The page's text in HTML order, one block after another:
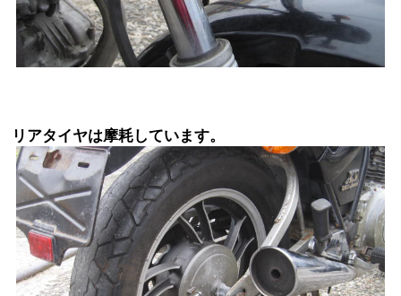
リアタイヤは摩耗しています。